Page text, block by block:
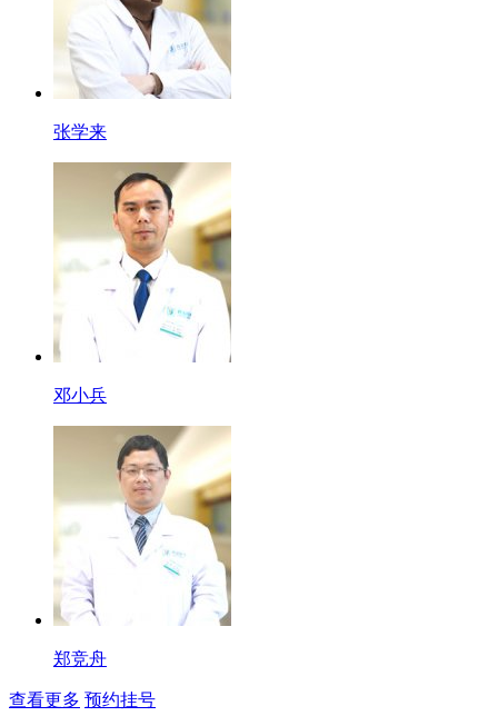
张学来
邓小兵
郑竞舟
查看更多 预约挂号